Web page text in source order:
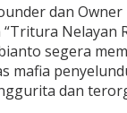
dan Owner
Nelayan
segera
mafia
dan